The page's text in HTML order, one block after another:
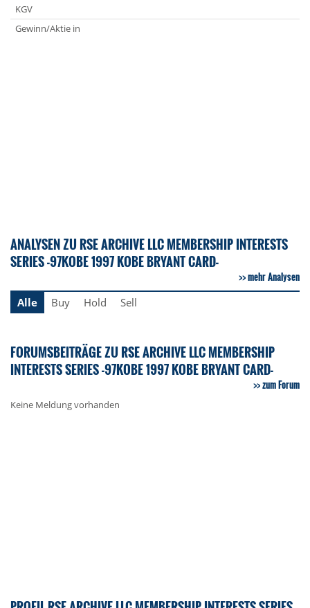
KGV
Gewinn/Aktie in
ANALYSEN ZU RSE ARCHIVE LLC MEMBERSHIP INTERESTS
SERIES -97KOBE 1997 KOBE BRYANT CARD-
mehr Analysen
Alle
Buy Hold Sell
FORUMSBEITRÄGE ZU RSE ARCHIVE LLC MEMBERSHIP
INTERESTS SERIES -97KOBE 1997 KOBE BRYANT CARD-
zum Forum
Keine Meldung vorhanden